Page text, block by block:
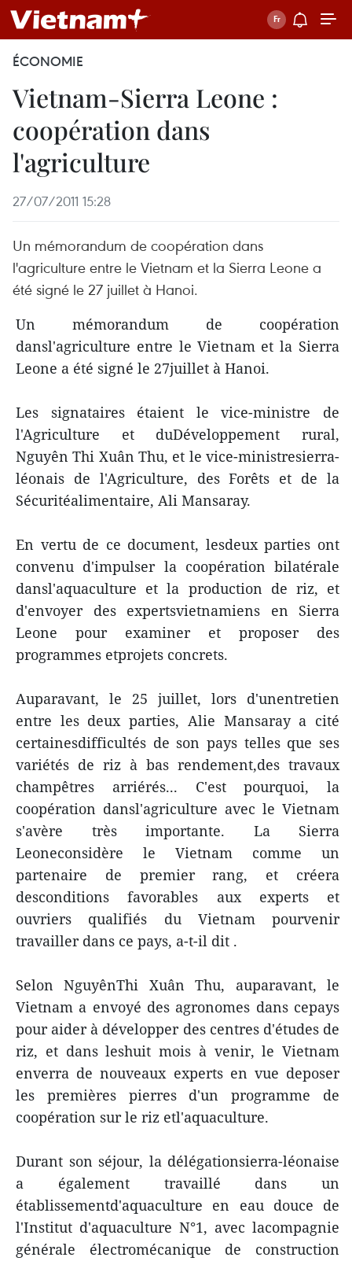
ÉCONOMIE
Vietnam-Sierra Leone :
coopération dans
l'agriculture
27/07/2011 15:28
Un mémorandum de coopération dans
l'agriculture entre le Vietnam et la Sierra Leone a
été signé le 27 juillet à Hanoi.
Un mémorandum de coopération
dansl'agriculture entre le Vietnam et la Sierra
Leone a été signé le 27juillet à Hanoi.
Les signataires étaient le vice-ministre de
l'Agriculture et duDéveloppement rural,
Nguyên Thi Xuân Thu, et le vice-ministresierra-
léonais de l'Agriculture, des Forêts et de la
Sécuritéalimentaire, Ali Mansaray.
En vertu de ce document, lesdeux parties ont
convenu d'impulser la coopération bilatérale
dansl'aquaculture et la production de riz, et
d'envoyer des expertsvietnamiens en Sierra
Leone pour examiner et proposer des
programmes etprojets concrets.
Auparavant, le 25 juillet, lors d'unentretien
entre les deux parties, Alie Mansaray a cité
certainesdifficultés de son pays telles que ses
variétés de riz à bas rendement,des travaux
champêtres arriérés... C'est pourquoi, la
coopération dansl'agriculture avec le Vietnam
s'avère très importante. La Sierra
Leoneconsidère le Vietnam comme un
partenaire de premier rang, et créera
desconditions favorables aux experts et
ouvriers qualifiés du Vietnam pourvenir
travailler dans ce pays, a-t-il dit .
Selon NguyênThi Xuân Thu, auparavant, le
Vietnam a envoyé des agronomes dans cepays
pour aider à développer des centres d'études de
riz, et dans leshuit mois à venir, le Vietnam
enverra de nouveaux experts en vue deposer
les premières pierres d'un programme de
coopération sur le riz etl'aquaculture.
Durant son séjour, la délégationsierra-léonaise
a également travaillé dans un
établissementd'aquaculture en eau douce de
l'Institut d'aquaculture N°1, avec lacompagnie
générale électromécanique de construction